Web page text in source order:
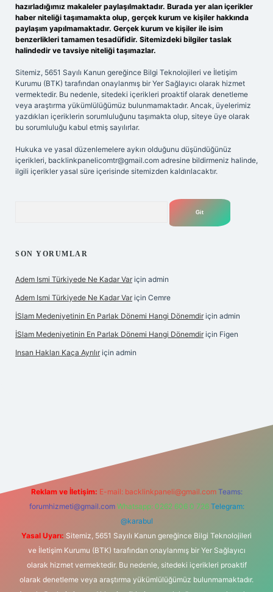
hazırladığımız makaleler paylaşılmaktadır. Burada yer alan içerikler
haber niteliği taşımamakta olup, gerçek kurum ve kişiler hakkında
paylaşım yapılmamaktadır. Gerçek kurum ve kişiler ile isim
benzerlikleri tamamen tesadüfidir. Sitemizdeki bilgiler taslak
halindedir ve tavsiye niteliği taşımazlar.
Sitemiz, 5651 Sayılı Kanun gereğince Bilgi Teknolojileri ve İletişim
Kurumu (BTK) tarafından onaylanmış bir Yer Sağlayıcı olarak hizmet
vermektedir. Bu nedenle, sitedeki içerikleri proaktif olarak denetleme
veya araştırma yükümlülüğümüz bulunmamaktadır. Ancak, üyelerimiz
yazdıkları içeriklerin sorumluluğunu taşımakta olup, siteye üye olarak
bu sorumluluğu kabul etmiş sayılırlar.
Hukuka ve yasal düzenlemelere aykırı olduğunu düşündüğünüz
içerikleri, backlinkpanelicomtr@gmail.com adresine bildirmeniz halinde,
ilgili içerikler yasal süre içerisinde sitemizden kaldırılacaktır.
SON YORUMLAR
Adem Ismi Türkiyede Ne Kadar Var için admin
Adem Ismi Türkiyede Ne Kadar Var için Cemre
İSlam Medeniyetinin En Parlak Dönemi Hangi Dönemdir için admin
İSlam Medeniyetinin En Parlak Dönemi Hangi Dönemdir için Figen
Insan Hakları Kaça Ayrılır için admin
Reklam ve İletişim: E-mail: backlinkpaneli@gmail.com Teams:
forumhizmeti@gmail.com Whatsapp: 0262 606 0 726 Telegram:
@karabul
Yasal Uyarı: Sitemiz, 5651 Sayılı Kanun gereğince Bilgi Teknolojileri
ve İletişim Kurumu (BTK) tarafından onaylanmış bir Yer Sağlayıcı
olarak hizmet vermektedir. Bu nedenle, sitedeki içerikleri proaktif
olarak denetleme veya araştırma yükümlülüğümüz bulunmamaktadır.